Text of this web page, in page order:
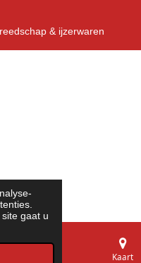
gaat u
& ijzerwaren
Kaart